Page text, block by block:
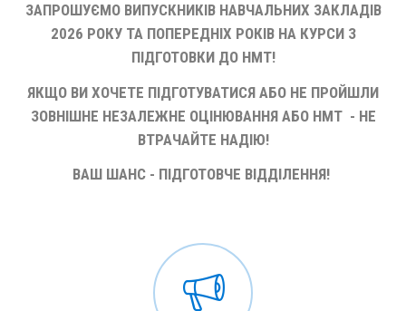
ЗАПРОШУЄМО ВИПУСКНИКІВ НАВЧАЛЬНИХ ЗАКЛАДІВ
2026 РОКУ ТА ПОПЕРЕДНІХ РОКІВ НА КУРСИ З
ПІДГОТОВКИ ДО НМТ!
ЯКЩО ВИ ХОЧЕТЕ ПІДГОТУВАТИСЯ АБО НЕ ПРОЙШЛИ
ЗОВНІШНЕ НЕЗАЛЕЖНЕ ОЦІНЮВАННЯ АБО НМТ - НЕ
ВТРАЧАЙТЕ НАДІЮ!
ВАШ ШАНС - ПІДГОТОВЧЕ ВІДДІЛЕННЯ!